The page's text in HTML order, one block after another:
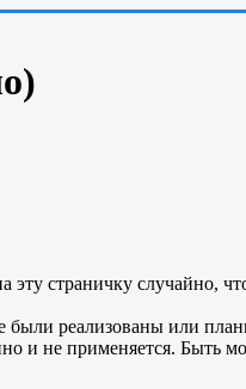
страничку случайно,
были реализованы или
и не применяется. Быть